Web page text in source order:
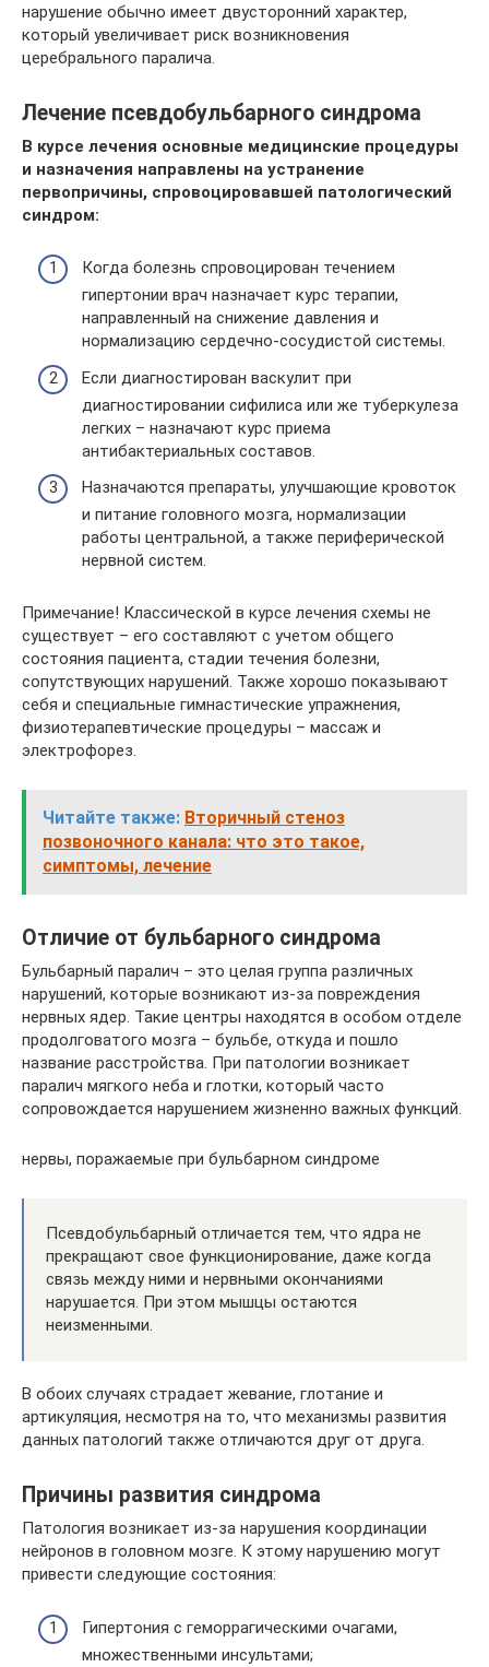
нарушение обычно имеет двусторонний характер,
который увеличивает риск возникновения
церебрального паралича.
Лечение псевдобульбарного синдрома
В курсе лечения основные медицинские процедуры
и назначения направлены на устранение
первопричины, спровоцировавшей патологический
синдром:
Когда болезнь спровоцирован течением
гипертонии врач назначает курс терапии,
направленный на снижение давления и
нормализацию сердечно-сосудистой системы.
Если диагностирован васкулит при
диагностировании сифилиса или же туберкулеза
легких – назначают курс приема
антибактериальных составов.
Назначаются препараты, улучшающие кровоток
и питание головного мозга, нормализации
работы центральной, а также периферической
нервной систем.
Примечание! Классической в курсе лечения схемы не
существует – его составляют с учетом общего
состояния пациента, стадии течения болезни,
сопутствующих нарушений. Также хорошо показывают
себя и специальные гимнастические упражнения,
физиотерапевтические процедуры – массаж и
электрофорез.
Читайте также: Вторичный стеноз
позвоночного канала: что это такое,
симптомы, лечение
Отличие от бульбарного синдрома
Бульбарный паралич – это целая группа различных
нарушений, которые возникают из-за повреждения
нервных ядер. Такие центры находятся в особом отделе
продолговатого мозга – бульбе, откуда и пошло
название расстройства. При патологии возникает
паралич мягкого неба и глотки, который часто
сопровождается нарушением жизненно важных функций.
нервы, поражаемые при бульбарном синдроме
Псевдобульбарный отличается тем, что ядра не
прекращают свое функционирование, даже когда
связь между ними и нервными окончаниями
нарушается. При этом мышцы остаются
неизменными.
В обоих случаях страдает жевание, глотание и
артикуляция, несмотря на то, что механизмы развития
данных патологий также отличаются друг от друга.
Причины развития синдрома
Патология возникает из-за нарушения координации
нейронов в головном мозге. К этому нарушению могут
привести следующие состояния:
Гипертония с геморрагическими очагами,
множественными инсультами;